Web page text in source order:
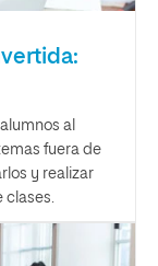
al
fuera de
y realizar
clases.